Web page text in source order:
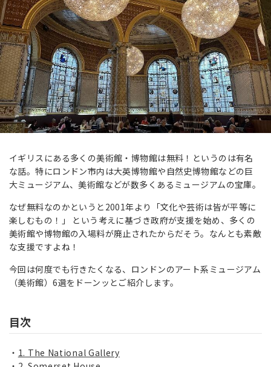
イギリスにある多くの美術館・博物館は無料！というのは有名
な話。特にロンドン市内は大英博物館や自然史博物館などの巨
大ミュージアム、美術館などが数多くあるミュージアムの宝庫。
なぜ無料なのかというと2001年より「文化や芸術は皆が平等に
楽しむもの！」 という考えに基づき政府が支援を始め、多くの
美術館や博物館の入場料が廃止されたからだそう。なんとも素敵
な支援ですよね！
今回は何度でも行きたくなる、ロンドンのアート系ミュージアム
（美術館）6選をドーンッとご紹介します。
目次
1. The National Gallery